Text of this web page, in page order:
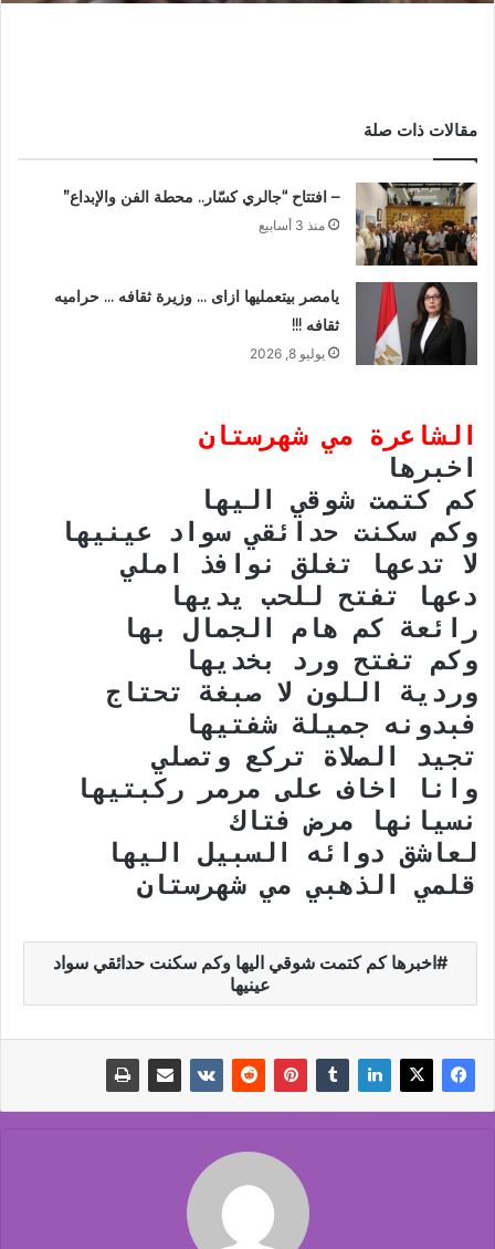
مقالات ذات صلة
– افتتاح “جالري كسّار.. محطة الفن والإبداع”
منذ 3 أسابيع
يامصر بيتعمليها ازاى … وزيرة ثقافه … حراميه
ثقافه !!!
يوليو 8, 2026
الشاعرة مي شهرستان
اخبرها
كم كتمت شوقي اليها
وكم سكنت حدائقي سواد عينيها
لا تدعها تغلق نوافذ املي
دعها تفتح للحب يديها
رائعة كم هام الجمال بها
وكم تفتح ورد بخديها
وردية اللون لا صبغة تحتاج
فبدونه جميلة شفتيها
تجيد الصلاة تركع وتصلي
وانا اخاف على مرمر ركبتيها
نسيانها مرض فتاك
لعاشق دوائه السبيل اليها
قلمي الذهبي مي شهرستان
اخبرها كم كتمت شوقي اليها وكم سكنت حدائقي سواد
عينيها